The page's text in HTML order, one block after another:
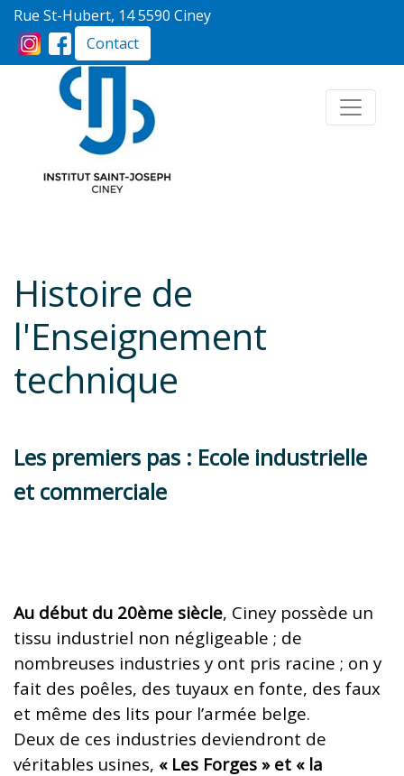
Rue St-Hubert, 14 5590 Ciney
Contact
Histoire de
l'Enseignement
technique
Les premiers pas : Ecole industrielle
et commerciale
Au début du 20ème siècle, Ciney possède un
tissu industriel non négligeable ; de
nombreuses industries y ont pris racine ; on y
fait des poêles, des tuyaux en fonte, des faux
et même des lits pour l’armée belge.
Deux de ces industries deviendront de
véritables usines, « Les Forges » et « la